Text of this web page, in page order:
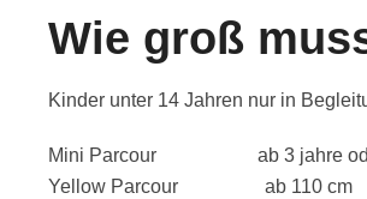
Wie groß
Kinder unter 14 Jahren nur in
Mini Parcour ab 3 jahre
Yellow Parcour ab 110 cm